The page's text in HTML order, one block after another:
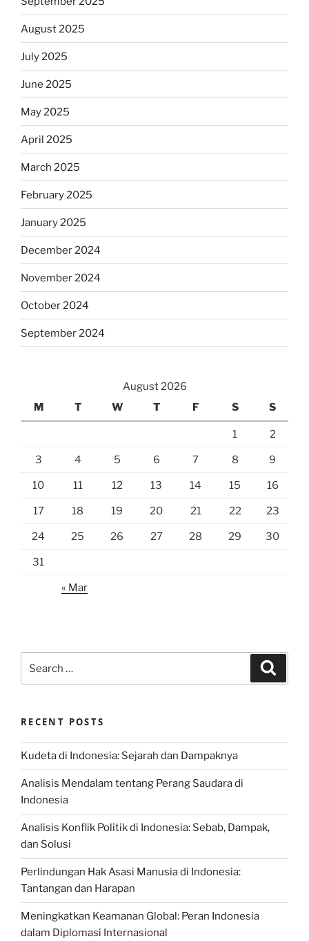
August 2025
July 2025
June 2025
May 2025
April 2025
March 2025
February 2025
January 2025
December 2024
November 2024
October 2024
September 2024
August 2026
M
T W T F S S
1 2
3 4 5 6 7 8 9
10 11 12 13 14 15 16
17 18 19 20 21 22 23
24 25 26 27 28 29 30
31
« Mar
for:
RECENT POSTS
Kudeta di Indonesia: Sejarah dan Dampaknya
Analisis Mendalam tentang Perang Saudara di
Indonesia
Analisis Konflik Politik di Indonesia: Sebab, Dampak,
dan Solusi
Perlindungan Hak Asasi Manusia di Indonesia:
Tantangan dan Harapan
Meningkatkan Keamanan Global: Peran Indonesia
dalam Diplomasi Internasional